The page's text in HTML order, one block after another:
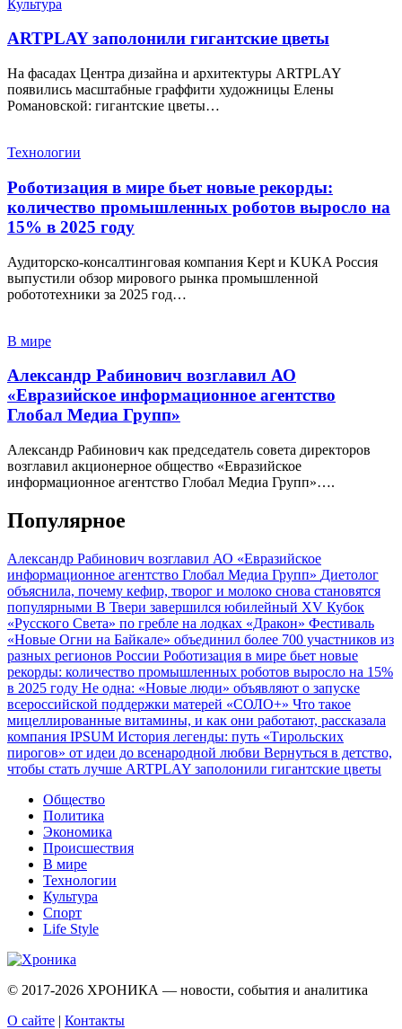
Культура
ARTPLAY заполонили гигантские цветы
На фасадах Центра дизайна и архитектуры ARTPLAY
появились масштабные граффити художницы Елены
Романовской: гигантские цветы…
Технологии
Роботизация в мире бьет новые рекорды:
количество промышленных роботов выросло на
15% в 2025 году
Аудиторско-консалтинговая компания Kept и KUKA Россия
выпустили обзор мирового рынка промышленной
робототехники за 2025 год…
В мире
Александр Рабинович возглавил АО
«Евразийское информационное агентство
Глобал Медиа Групп»
Александр Рабинович как председатель совета директоров
возглавил акционерное общество «Евразийское
информационное агентство Глобал Медиа Групп»….
Популярное
Александр Рабинович возглавил АО «Евразийское
информационное агентство Глобал Медиа Групп» Диетолог
объяснила, почему кефир, творог и молоко снова становятся
популярными В Твери завершился юбилейный XV Кубок
«Русского Света» по гребле на лодках «Дракон» Фестиваль
«Новые Огни на Байкале» объединил более 700 участников из
разных регионов России Роботизация в мире бьет новые
рекорды: количество промышленных роботов выросло на 15%
в 2025 году Не одна: «Новые люди» объявляют о запуске
всероссийской поддержки матерей «СОЛО+» Что такое
мицеллированные витамины, и как они работают, рассказала
компания IPSUM История легенды: путь «Тирольских
пирогов» от идеи до всенародной любви Вернуться в детство,
чтобы стать лучше ARTPLAY заполонили гигантские цветы
Общество
Политика
Экономика
Происшествия
В мире
Технологии
Культура
Спорт
Life Style
© 2017-2026 ХРОНИКА — новости, события и аналитика
О сайте | Контакты